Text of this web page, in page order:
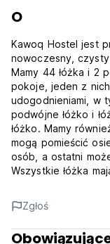
O
Kawoq Hostel jest
nowoczesny,
Mamy 44 łóżka i 2
pokoje, jeden z
udogodnieniami, w
podwójne łóżko i
łóżko. Mamy
mogą pomieścić
osób, a ostatni
Wszystkie łóżka
wspólny obszar.
Zasady i warunki
Zasady anulowania
przyjazdem.
Zgłoś